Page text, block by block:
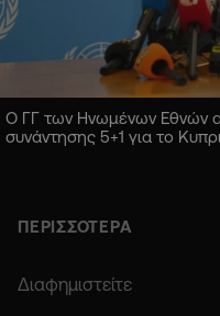
Ο ΓΓ των Ηνωμένων Εθνών
συνάντησης 5+1 για το
ΠΕΡΙΣΣΟΤΕΡΑ
Διαφημιστείτε